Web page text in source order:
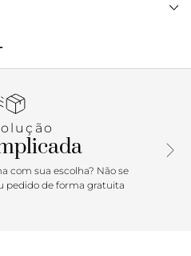
com sua escolha? Não se
pedido de forma gratuita